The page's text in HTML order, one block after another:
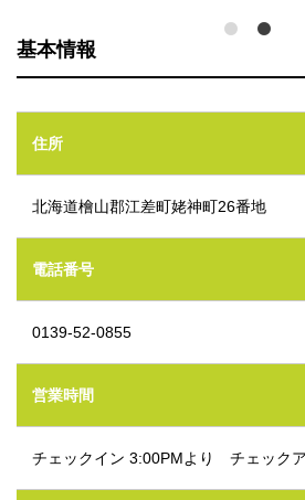
基本情報
住所
北海道檜山郡江差町姥神町26番地
電話番号
0139-52-0855
営業時間
チェックイン 3:00PMより チェック